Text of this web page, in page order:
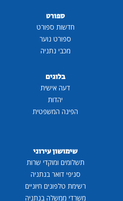
ספורט
חדשות ספורט
ספורט נוער
מכבי נתניה
בלוגים
דעה אישית
יהדות
הפינה המשפטית
שימושון עירוני
תשלומים ומוקדי שרות
סניפי דואר בנתניה
רשימת טלפונים חיוניים
משרדי ממשלה בנתניה